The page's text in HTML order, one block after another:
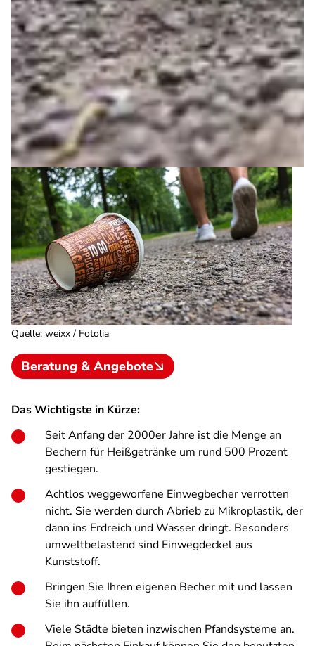
Quelle: weixx / Fotolia
Beratung & Angebote
Das Wichtigste in Kürze:
Seit Anfang der 2000er Jahre ist die Menge an
Bechern für Heißgetränke um rund 500 Prozent
gestiegen.
Achtlos weggeworfene Einwegbecher verrotten
nicht. Sie werden durch Abrieb zu Mikroplastik, der
dann ins Erdreich und Wasser dringt. Besonders
umweltbelastend sind Einwegdeckel aus
Kunststoff.
Bringen Sie Ihren eigenen Becher mit und lassen
Sie ihn auffüllen.
Viele Städte bieten inzwischen Pfandsysteme an.